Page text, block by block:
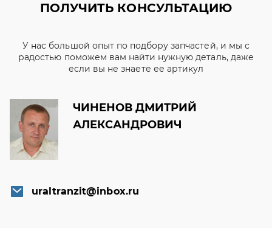
ПОЛУЧИТЬ КОНСУЛЬТАЦИЮ
У нас большой опыт по подбору запчастей, и мы с
радостью поможем вам найти нужную деталь, даже
если вы не знаете ее артикул
ЧИНЕНОВ ДМИТРИЙ
АЛЕКСАНДРОВИЧ
uraltranzit@inbox.ru